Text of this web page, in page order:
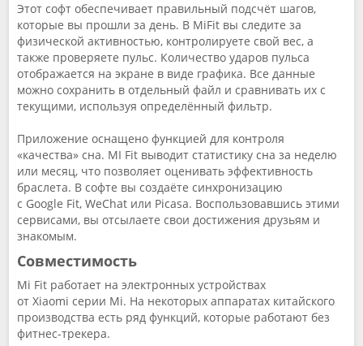
Этот софт обеспечивает правильный подсчёт шагов,
которые вы прошли за день. В MiFit вы следите за
физической активностью, контролируете свой вес, а
также проверяете пульс. Количество ударов пульса
отображается на экране в виде графика. Все данные
можно сохранить в отдельный файл и сравнивать их с
текущими, используя определённый фильтр.
Приложение оснащено функцией для контроля
«качества» сна. MI Fit выводит статистику сна за неделю
или месяц, что позволяет оценивать эффективность
браслета. В софте вы создаёте синхронизацию
с Google Fit, WeChat или Picasa. Воспользовавшись этими
сервисами, вы отсылаете свои достижения друзьям и
знакомым.
Совместимость
Mi Fit работает на электронных устройствах
от Xiaomi серии Mi. На некоторых аппаратах китайского
производства есть ряд функций, которые работают без
фитнес-трекера.